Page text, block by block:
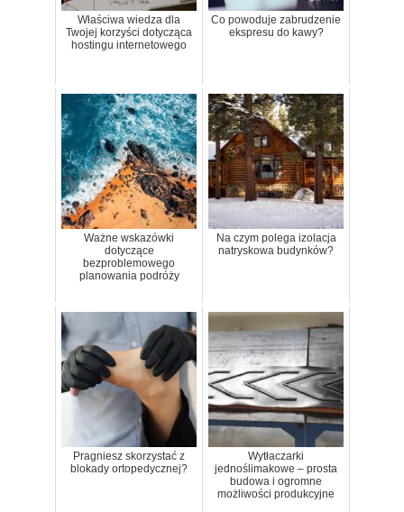
Właściwa wiedza dla
Twojej korzyści dotycząca
hostingu internetowego
Co powoduje zabrudzenie
ekspresu do kawy?
Ważne wskazówki
dotyczące
bezproblemowego
planowania podróży
Na czym polega izolacja
natryskowa budynków?
Pragniesz skorzystać z
blokady ortopedycznej?
Wytłaczarki
jednoślimakowe – prosta
budowa i ogromne
możliwości produkcyjne